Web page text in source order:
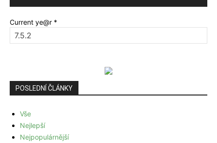
Current ye@r *
POSLEDNÍ ČLÁNKY
Vše
Nejlepší
Nejpopulárnější